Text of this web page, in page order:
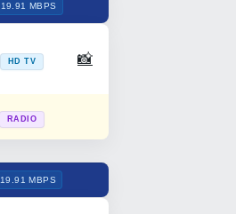
19.91 MBPS
HD TV 📸
RADIO
19.91 MBPS